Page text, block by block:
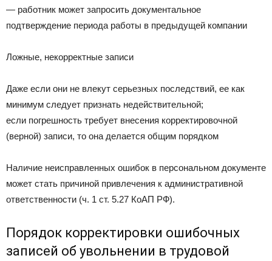
— работник может запросить документальное
подтверждение периода работы в предыдущей компании
Ложные, некорректные записи
Даже если они не влекут серьезных последствий, ее как
минимум следует признать недействительной;
если погрешность требует внесения корректировочной
(верной) записи, то она делается общим порядком
Наличие неисправленных ошибок в персональном документе
может стать причиной привлечения к административной
ответственности (ч. 1 ст. 5.27 КоАП РФ).
Порядок корректировки ошибочных
записей об увольнении в трудовой